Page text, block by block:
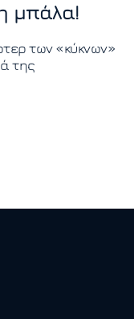
μπάλα!
των «κύκνων»
της